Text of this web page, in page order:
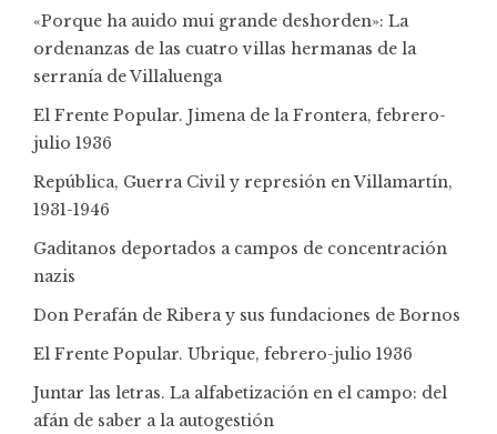
«Porque ha auido mui grande deshorden»: La
ordenanzas de las cuatro villas hermanas de la
serranía de Villaluenga
El Frente Popular. Jimena de la Frontera, febrero-
julio 1936
República, Guerra Civil y represión en Villamartín,
1931-1946
Gaditanos deportados a campos de concentración
nazis
Don Perafán de Ribera y sus fundaciones de Bornos
El Frente Popular. Ubrique, febrero-julio 1936
Juntar las letras. La alfabetización en el campo: del
afán de saber a la autogestión